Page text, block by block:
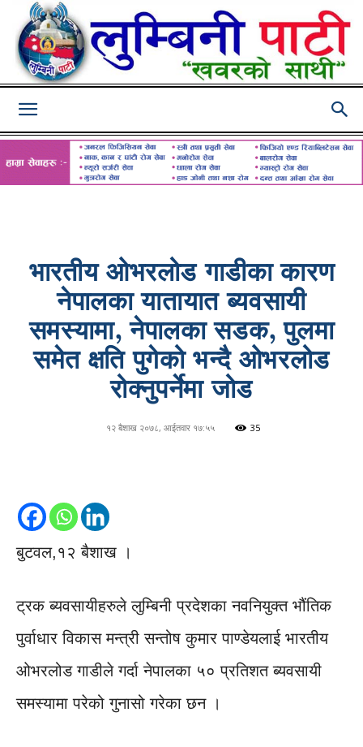
भारतीय ओभरलोड गाडीका कारण
नेपालका यातायात ब्यवसायी
समस्यामा, नेपालका सडक, पुलमा
समेत क्षति पुगेको भन्दै ओभरलोड
रोक्नुपर्नेमा जोड
१२ बैशाख २०७८, आईतवार १७:५५ 35
बुटवल,१२ बैशाख ।
ट्रक ब्यवसायीहरुले लुम्बिनी प्रदेशका नवनियुक्त भौंतिक
पुर्वाधार विकास मन्त्री सन्तोष कुमार पाण्डेयलाई भारतीय
ओभरलोड गाडीले गर्दा नेपालका ५० प्रतिशत ब्यवसायी
समस्यामा परेको गुनासो गरेका छन ।